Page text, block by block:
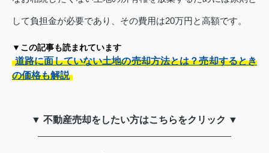
して負担金が必要であり、その費用は20万円と高額です。
▼この記事も読まれています
道路に面していない土地の売却方法とは？売却するとき
の価格も解説
▼ 不動産売却をしたい方はこちらをクリック ▼